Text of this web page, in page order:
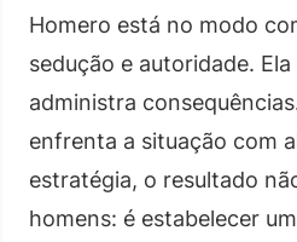
Homero está no modo
sedução e autoridade.
administra
enfrenta a situação com
estratégia, o resultado
homens: é estabelecer